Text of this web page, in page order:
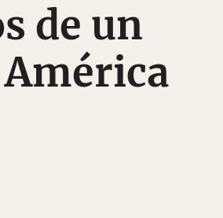
de un